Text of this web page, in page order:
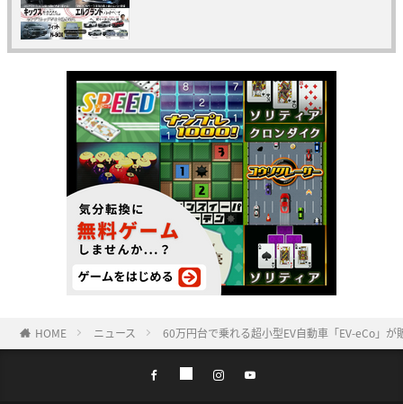
HOME ニュース 60万円台で乗れる超小型EV自動車「EV-eCo」